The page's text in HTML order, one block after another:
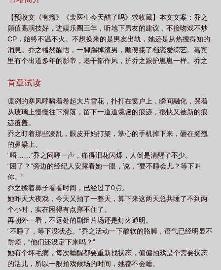
cpgl 国民cp
【预收文《有瘾》《裴医生今天醋了吗》求收藏】本文文案：乔之
颜值高演技好，进娱乐圈三年，听地下男友的建议，不接吻戏不炒
CP，始终不温不火。不想换来的是男友出轨，她还是从热搜得知的
消息。乔之幡然醒悟，一脚踹掉渣男，顺便接了档恋爱综艺。嘉宾
里有个出道多年的影帝，老干部作风，护乔之跟护崽崽一样。乔之
乔之爬山，他会提前备好运动鞋。有人欺负乔之，老干部突然变身
录完综艺回来，发现自己变成香饽饽了，各种资源接踵而至，连某
渣男都跪求复合。乔之冷漠脸：没空，不熟。是赚钱不爽，还是老
男人不香？周牧：……只是资历老，谢谢。阅读提示：1、洁党勿入
2、女主有前男友3、敢爱敢恨流量小花VS老干部影帝4、背景架
空，所有人物无原型，勿代入现实
首章试读
凛冽的寒风呼啸着卷起大片雪花，扑打在窗户上，瞬间融化，哭着
从玻璃上慢慢往下滑落，留下一道道蜿蜒的痕迹，很快又被新的痕
迹覆盖。
乔之盯着那些凌乱，眼皮开始打架，掌心的手机掉下来，砸在挺翘
的鼻梁上。
“唔……”乔之闷哼一声，痛得泪花闪烁，人倒是清醒了不少。
“困了？”旁边的经纪人安露看她一眼，说，“要不睡会儿？等下叫
你。”
乔之揉着鼻子看看时间，已经过了0点。
她昨天大夜戏，今天又拍了一整天，算下来这两天总共睡了不到两
个小时，实在困得有点撑不住了。
再朝外一看，不远处的剧组片场还是灯火通明。
“不睡了，等下没状态。”乔之活动一下酸软的胳膊，语气已经明显不
耐烦，“他们还没定下来吗？”
她有个坏毛病，每次睡醒都要重新找状态，偏偏拍戏是个需要状态
的活儿，所以一般拍戏候场的时间，她都不会睡。